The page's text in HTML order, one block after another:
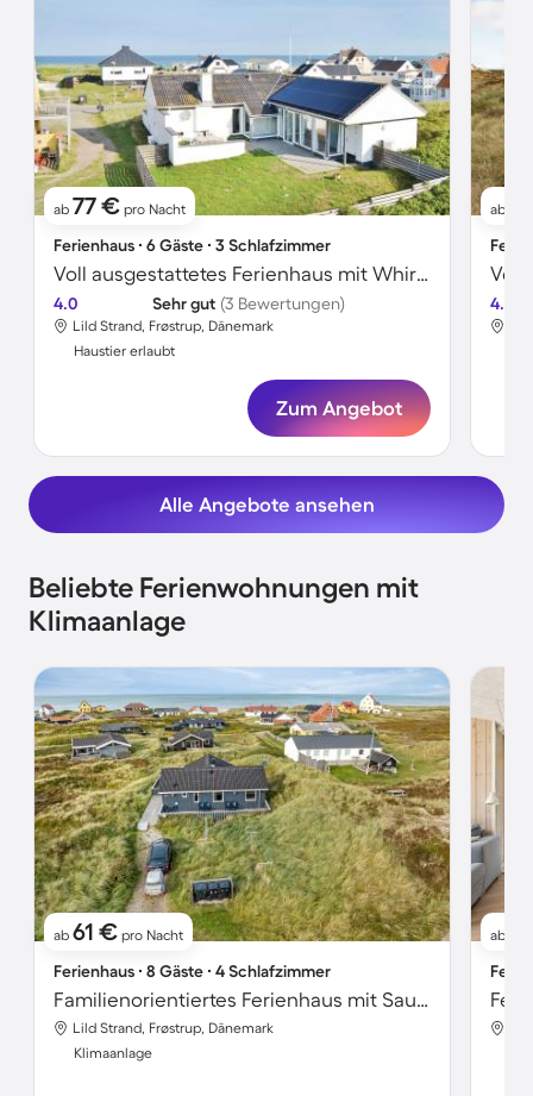
ab 77 € pro Nacht
Ferienhaus ∙ 6 Gäste ∙ 3 Schlafzimmer
Voll ausgestattetes Ferienhaus mit Whirlpool, Sauna und privatem Pool | Strand in der Nähe | Haustierfreundlich
4.0 Sehr gut (3 Bewertungen)
Lild Strand, Frøstrup, Dänemark
Haustier erlaubt
Zum Angebot
ab
4.0
Alle Angebote ansehen
Beliebte Ferienwohnungen mit
Klimaanlage
ab 61 € pro Nacht
Ferienhaus ∙ 8 Gäste ∙ 4 Schlafzimmer
Familienorientiertes Ferienhaus mit Sauna und Whirlpool | Nah am Strand | Haustiere erlaubt
Lild Strand, Frøstrup, Dänemark
Klimaanlage
ab